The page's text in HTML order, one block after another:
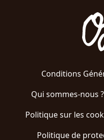
Conditions
Qui sommes-nous ?
Politique sur les
Politique de